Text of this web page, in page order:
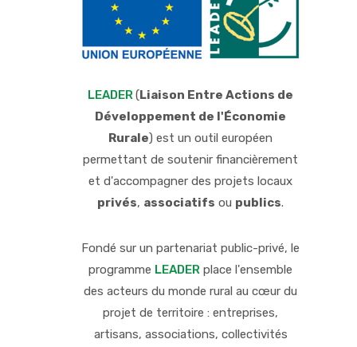
LEADER(Liaison Entre Actions de
Développement de l'Économie
Rurale) est un outil européen
permettant de soutenir financièrement
et d'accompagner des projets locaux
privés, associatifs ou publics.
Fondé sur un partenariat public-privé, le
programme LEADER place l'ensemble
des acteurs du monde rural au cœur du
projet de territoire : entreprises,
artisans, associations, collectivités